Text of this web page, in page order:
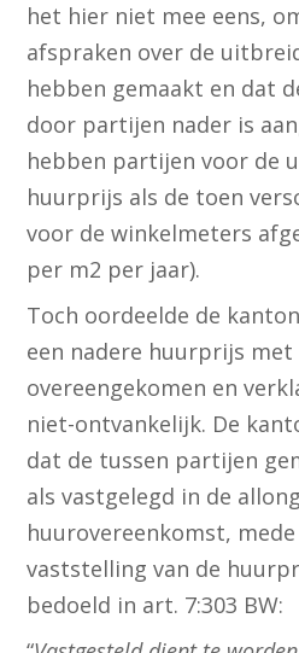
het hier niet mee eens,
afspraken over de
hebben gemaakt en dat
door partijen nader is
hebben partijen voor de
huurprijs als de toen
voor de winkelmeters
per m2 per jaar).
Toch oordeelde de
een nadere huurprijs met
overeengekomen en
niet-ontvankelijk. De
dat de tussen partijen
als vastgelegd in de
huurovereenkomst,
vaststelling van de
bedoeld in art. 7:303 BW: